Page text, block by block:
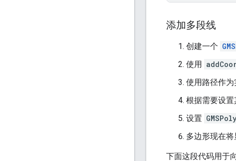
添加多段线
创建一个
使用
使用路径作
根据需要设
设置
多边形现在将
下面这段代码用于